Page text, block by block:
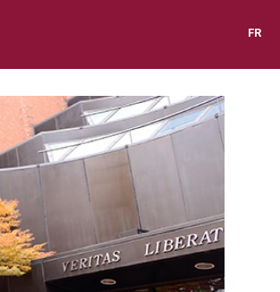
FR